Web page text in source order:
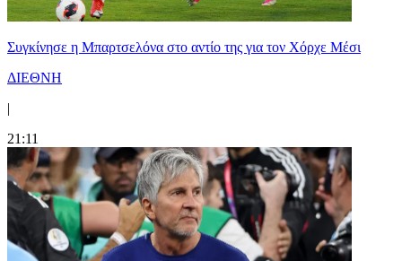
Συγκίνησε η Μπαρτσελόνα στο αντίο της για τον Χόρχε Μέσι
ΔΙΕΘΝΗ
|
21:11